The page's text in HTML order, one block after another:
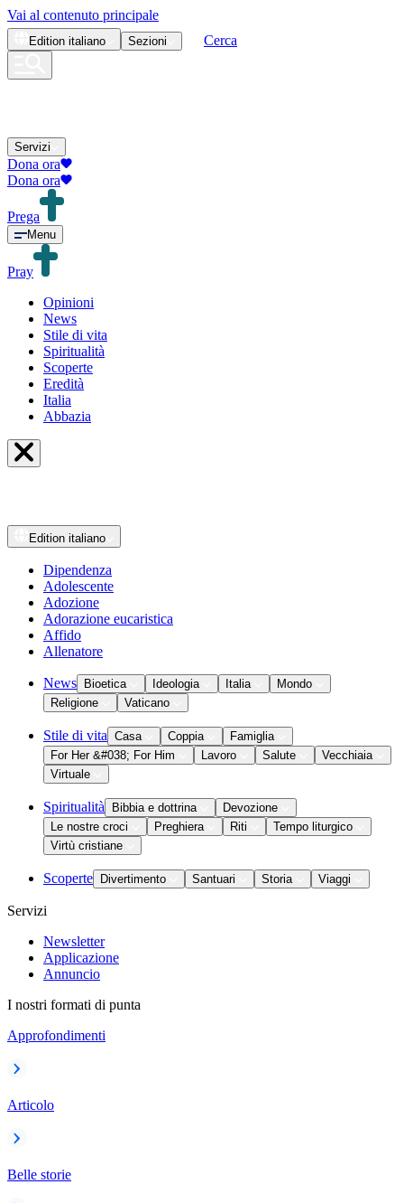
Vai al contenuto principale
Edition italiano Sezioni Cerca
Servizi
Dona ora
Dona ora
Prega
Menu
Pray
Opinioni
News
Stile di vita
Spiritualità
Scoperte
Eredità
Italia
Abbazia
Edition italiano
Dipendenza
Adolescente
Adozione
Adorazione eucaristica
Affido
Allenatore
News Bioetica Ideologia Italia
Mondo
Religione
Vaticano
Stile di vita Casa Coppia
Famiglia
For Her &#038; For Him
Lavoro Salute
Vecchiaia
Virtuale
Spiritualità Bibbia e dottrina
Devozione
Le nostre croci
Preghiera Riti
Tempo liturgico
Virtù cristiane
Scoperte Divertimento Santuari Storia Viaggi
Servizi
Newsletter
Applicazione
Annuncio
I nostri formati di punta
Approfondimenti
Articolo
Belle storie